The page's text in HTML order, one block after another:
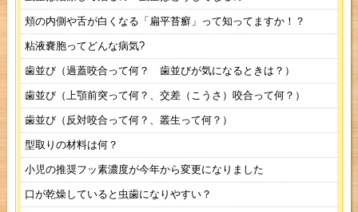
頬の内側や舌が白くなる「扁平苔癬」って知ってますか！？
粘液嚢胞ってどんな病気?
歯並び（過蓋咬合って何？ 歯並びが気になるときは？）
歯並び（上顎前突って何？、交差（こうさ）咬合って何？）
歯並び（反対咬合って何？、叢生って何？）
型取りの材料は何？
小児の推奨フッ素濃度が今年から変更になりました
口が乾燥していると虫歯になりやすい？